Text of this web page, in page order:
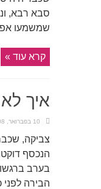
סבא רבא,
שמשמעו
קרא עוד »
איך
10 בפברואר, 2008 | 7:03
צביקה,
הנכסף
בערב
הבירה לפני